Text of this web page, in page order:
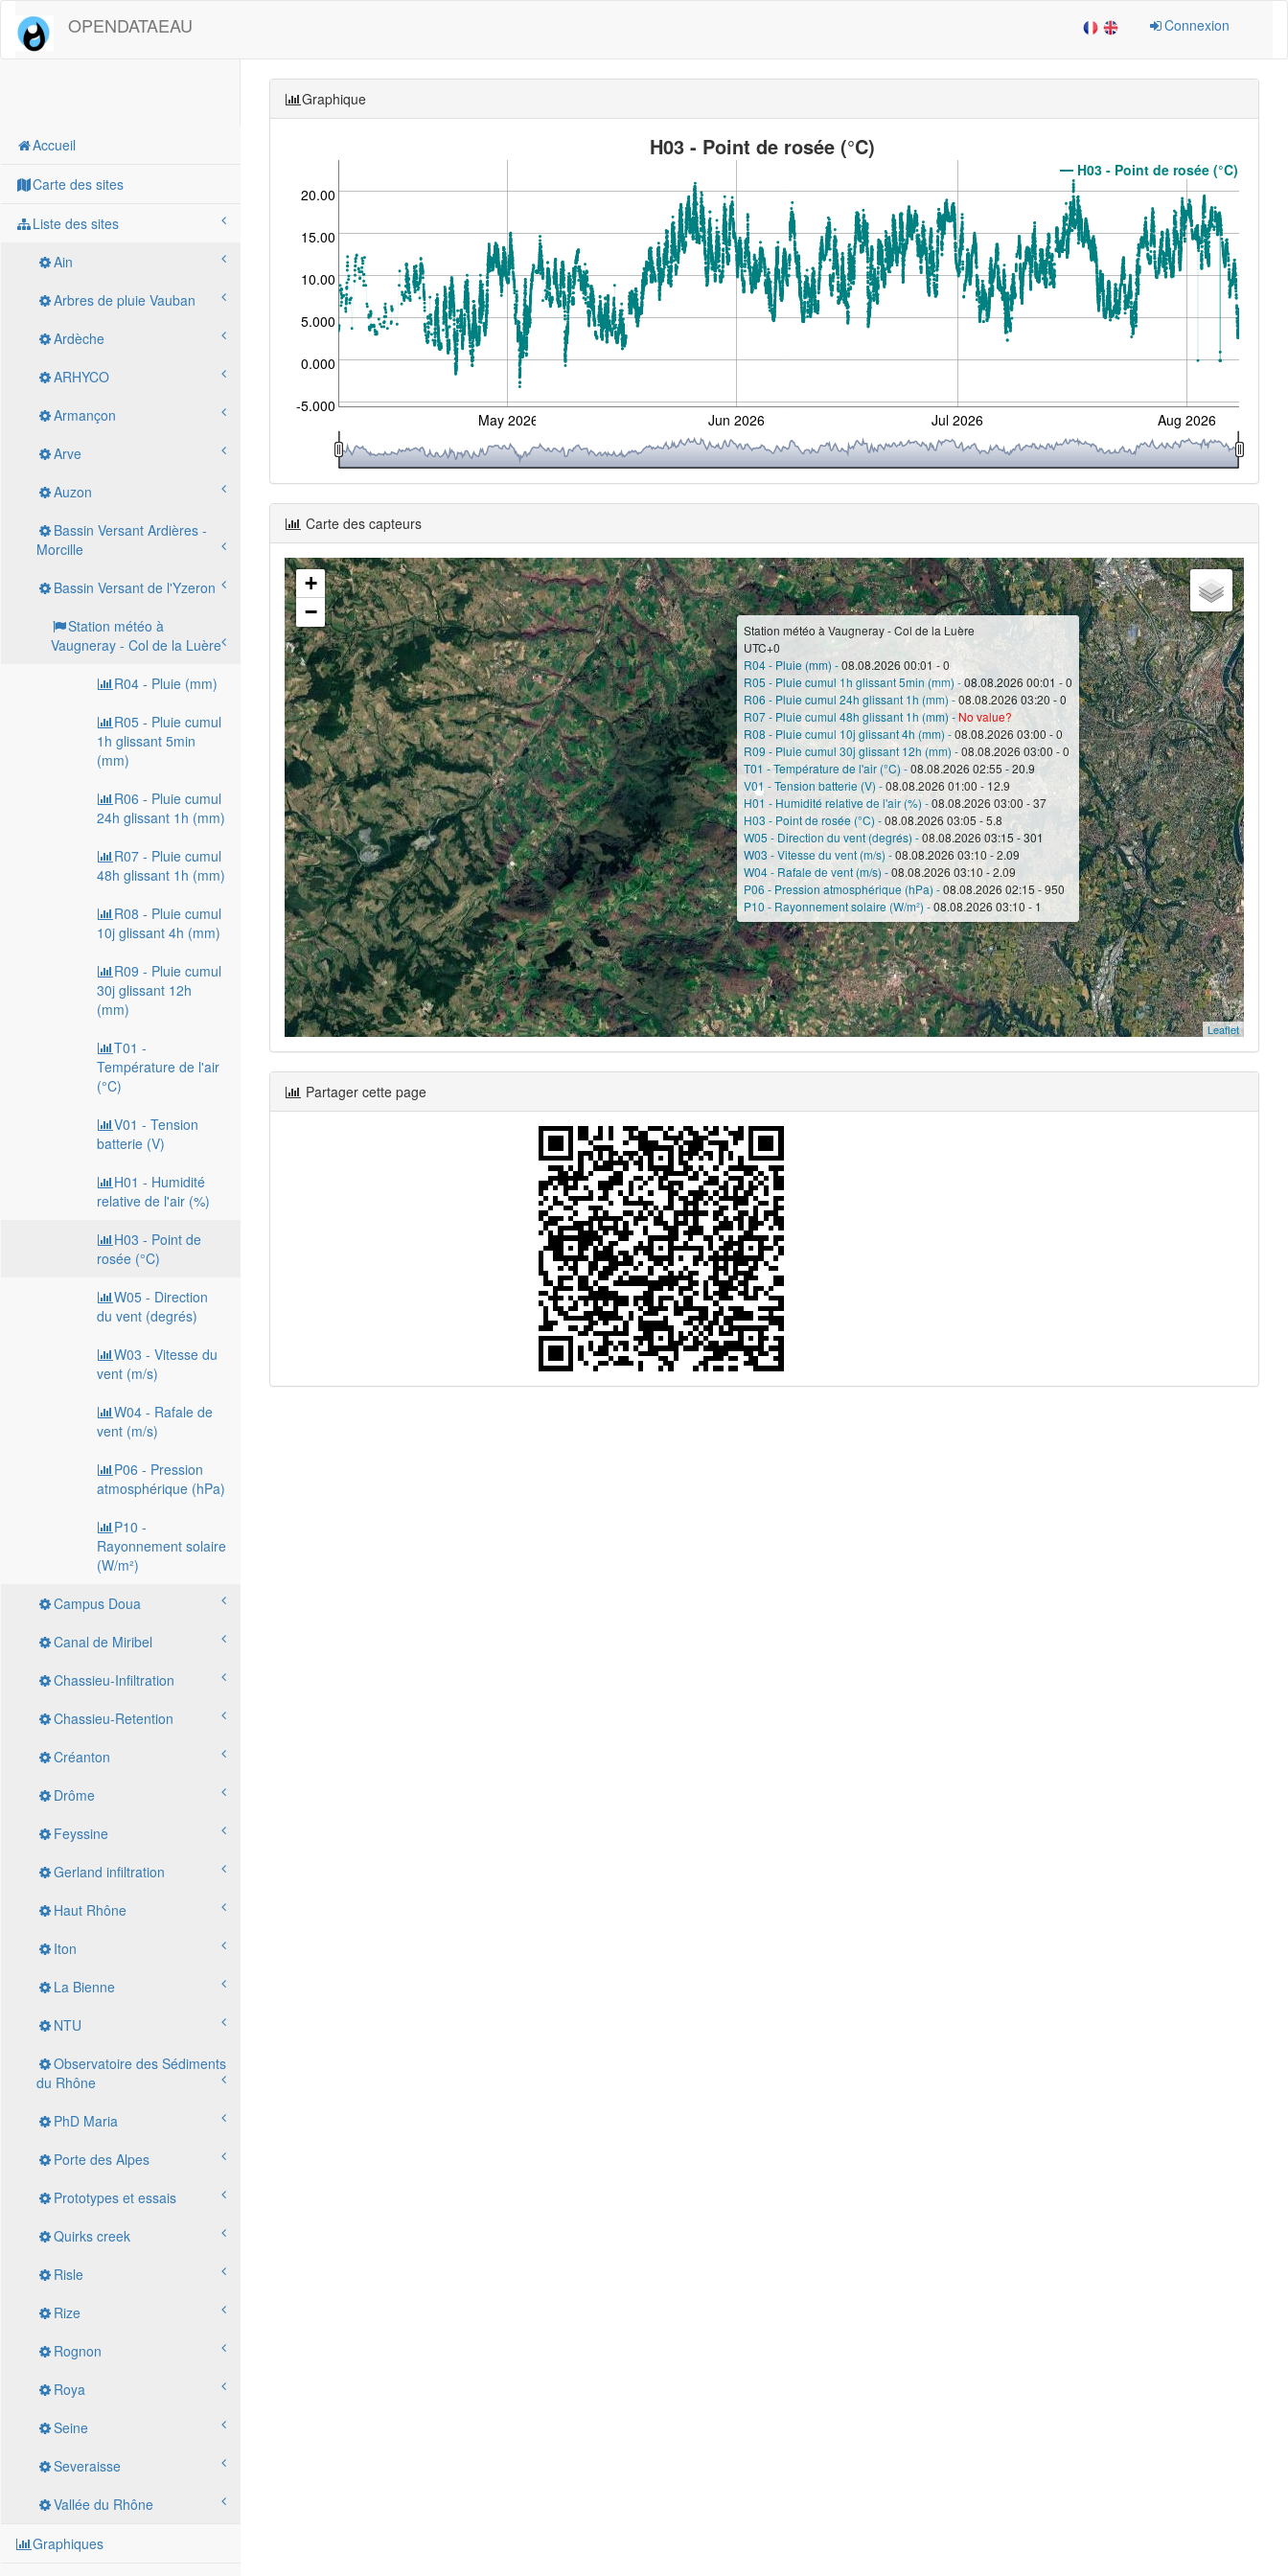
OPENDATAEAU Connexion
Accueil
Carte des sites
Liste des sites
Ain
Arbres de pluie Vauban
Ardèche
ARHYCO
Armançon
Arve
Auzon
Bassin Versant Ardières -
Morcille
Bassin Versant de l'Yzeron
Station météo à
Vaugneray - Col de la Luère
R04 - Pluie (mm)
R05 - Pluie cumul
1h glissant 5min
(mm)
R06 - Pluie cumul
24h glissant 1h (mm)
R07 - Pluie cumul
48h glissant 1h (mm)
R08 - Pluie cumul
10j glissant 4h (mm)
R09 - Pluie cumul
30j glissant 12h
(mm)
T01 -
Température de l'air
(°C)
V01 - Tension
batterie (V)
H01 - Humidité
relative de l'air (%)
H03 - Point de
rosée (°C)
W05 - Direction
du vent (degrés)
W03 - Vitesse du
vent (m/s)
W04 - Rafale de
vent (m/s)
P06 - Pression
atmosphérique (hPa)
P10 -
Rayonnement solaire
(W/m²)
Campus Doua
Canal de Miribel
Chassieu-Infiltration
Chassieu-Retention
Créanton
Drôme
Feyssine
Gerland infiltration
Haut Rhône
Iton
La Bienne
NTU
Observatoire des Sédiments
du Rhône
PhD Maria
Porte des Alpes
Prototypes et essais
Quirks creek
Risle
Rize
Rognon
Roya
Seine
Severaisse
Vallée du Rhône
Graphiques
Graphique
H03 - Point de rosée (°C)
H03 - Point de rosée (°C)
-5.000
0.000
5.000
10.00
15.00
20.00
May 2026 Jun 2026 Jul 2026 Aug 2026
Carte des capteurs
Station météo à Vaugneray - Col de la Luère
UTC+0
R04 - Pluie (mm) -08.08.2026 00:01 - 0
R05 - Pluie cumul 1h glissant 5min (mm) -08.08.2026 00:01 - 0
R06 - Pluie cumul 24h glissant 1h (mm) -08.08.2026 03:20 - 0
R07 - Pluie cumul 48h glissant 1h (mm) -No value?
R08 - Pluie cumul 10j glissant 4h (mm) -08.08.2026 03:00 - 0
R09 - Pluie cumul 30j glissant 12h (mm) -08.08.2026 03:00 - 0
T01 - Température de l'air (°C) -08.08.2026 02:55 - 20.9
V01 - Tension batterie (V) -08.08.2026 01:00 - 12.9
H01 - Humidité relative de l'air (%) -08.08.2026 03:00 - 37
H03 - Point de rosée (°C) -08.08.2026 03:05 - 5.8
W05 - Direction du vent (degrés) -08.08.2026 03:15 - 301
W03 - Vitesse du vent (m/s) -08.08.2026 03:10 - 2.09
W04 - Rafale de vent (m/s) -08.08.2026 03:10 - 2.09
P06 - Pression atmosphérique (hPa) -08.08.2026 02:15 - 950
P10 - Rayonnement solaire (W/m²) -08.08.2026 03:10 - 1
+
−
Leaflet
Partager cette page